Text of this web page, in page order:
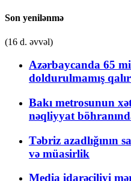
Son yenilənmə
(16 d. əvvəl)
Azərbaycanda 65
doldurulmamış
Bakı metrosunun
nəqliyyat
Təbriz azadlığının
və müasirlik
Media idarəçiliyi